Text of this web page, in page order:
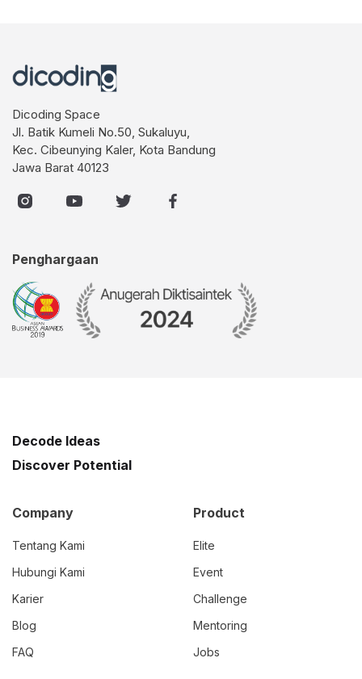
Dicoding Space
Jl. Batik Kumeli No.50, Sukaluyu,
Kec. Cibeunying Kaler, Kota Bandung
Jawa Barat 40123
Penghargaan
Decode Ideas
Discover Potential
Company
Tentang Kami
Hubungi Kami
Karier
Blog
FAQ
Product
Elite
Event
Challenge
Mentoring
Jobs